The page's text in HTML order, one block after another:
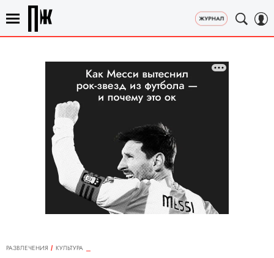
РАЗВЛЕЧЕНИЯ
КУЛЬТУРА